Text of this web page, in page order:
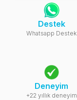
Destek
Whatsapp Destek
Deneyim
+22 yıllık deneyim